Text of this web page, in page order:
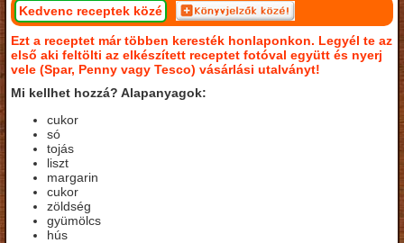
Kedvenc receptek közé
Ezt a receptet már többen keresték honlaponkon. Legyél te az
első aki feltölti az elkészített receptet fotóval együtt és nyerj
vele (Spar, Penny vagy Tesco) vásárlási utalványt!
Mi kellhet hozzá? Alapanyagok:
cukor
só
tojás
liszt
margarin
cukor
zöldség
gyümölcs
hús